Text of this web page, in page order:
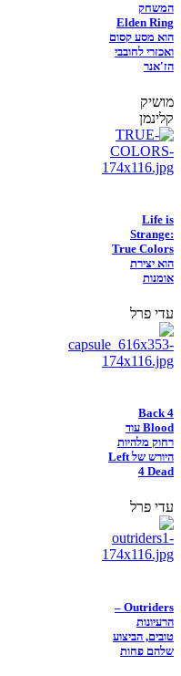
המשחק
Elden Ring
הוא מסע קסום
ואכזרי לחובבי
הז'אנר
מושיק
קלינמן
Life is
Strange:
True Colors
הוא יצירת
אומנות
עדי פרל
Back 4
Blood עוד
רחוק מלהיות
היורש של Left
4 Dead
עדי פרל
Outriders –
הרעיונות
טובים, הביצוע
שלהם פחות